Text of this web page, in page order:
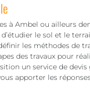
à Ambel ou ailleurs
le sol et le
les méthodes de
des travaux pour
un service de
apporter les